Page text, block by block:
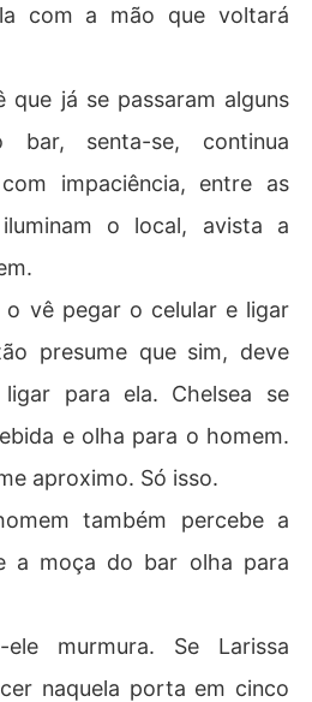
com a mão que voltará
que já se passaram alguns
bar, senta-se, continua
impaciência, entre as
o local, avista a
o vê pegar o celular e ligar
presume que sim, deve
para ela. Chelsea se
e olha para o homem.
aproximo. Só isso.
também percebe a
a moça do bar olha para
murmura. Se Larissa
naquela porta em cinco